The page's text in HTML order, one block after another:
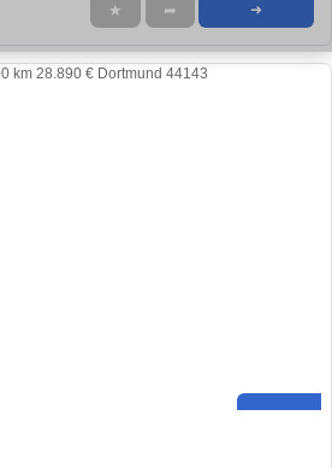
★ ➦ ➜